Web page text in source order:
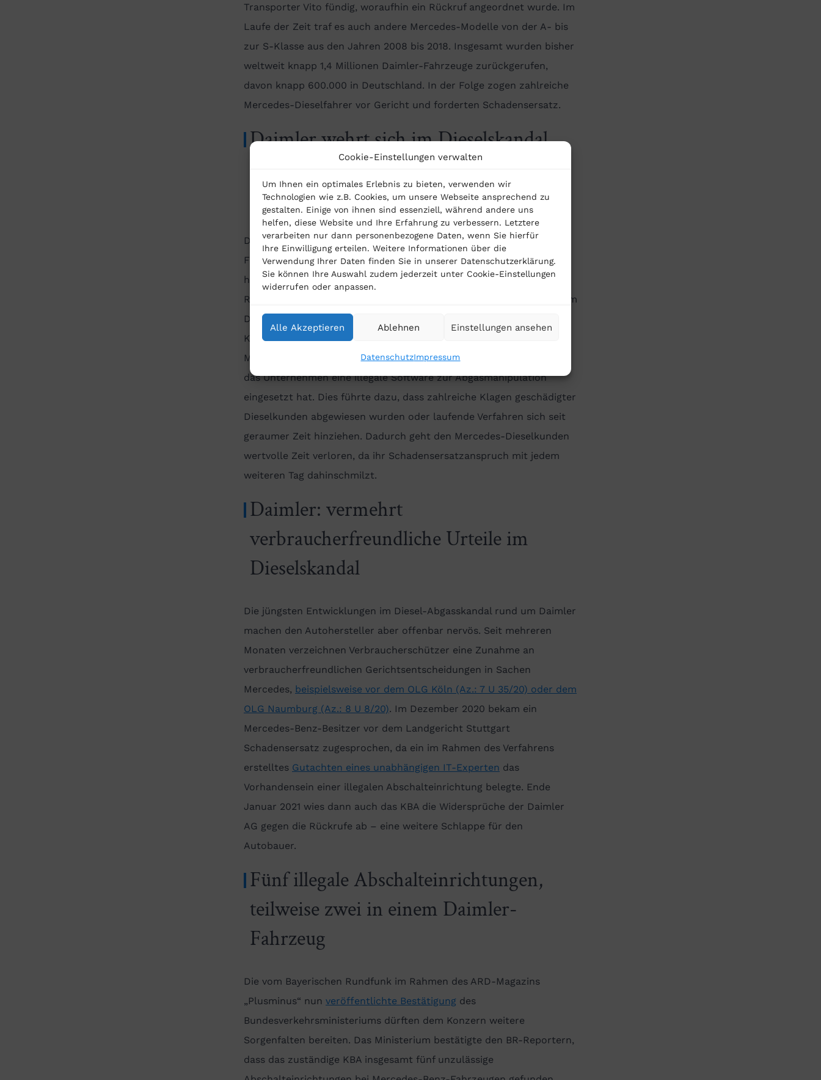
Cookie-Einstellungen verwalten
Um Ihnen ein optimales Erlebnis zu bieten, verwenden wir
Technologien wie z.B. Cookies, um unsere Webseite ansprechend zu
gestalten. Einige von ihnen sind essenziell, während andere uns
helfen, diese Website und Ihre Erfahrung zu verbessern. Letztere
verarbeiten nur dann personenbezogene Daten, wenn Sie hierfür
Ihre Einwilligung erteilen. Weitere Informationen über die
Verwendung Ihrer Daten finden Sie in unserer Datenschutzerklärung.
Sie können Ihre Auswahl zudem jederzeit unter Cookie-Einstellungen
widerrufen oder anpassen.
Alle Akzeptieren Ablehnen Einstellungen ansehen
DatenschutzImpressum
Transporter Vito fündig, woraufhin ein Rückruf angeordnet wurde. Im
Laufe der Zeit traf es auch andere Mercedes-Modelle von der A- bis
zur S-Klasse aus den Jahren 2008 bis 2018. Insgesamt wurden bisher
weltweit knapp 1,4 Millionen Daimler-Fahrzeuge zurückgerufen,
davon knapp 600.000 in Deutschland. In der Folge zogen zahlreiche
Mercedes-Dieselfahrer vor Gericht und forderten Schadensersatz.
Daimler wehrt sich im Dieselskandal
gegen Vorwurf von unzulässigen
Abschalteinrichtungen
Das Unternehmen wehrt sich bis heute gegen den Vorwurf, in seinen
Fahrzeugen unzulässige Abschalteinrichtungen zu verwenden. So
hatte der Konzern auch Widerspruch gegen die zahlreichen KBA-
Rückrufe eingelegt. Dies wurde für zahlreiche Daimler-Kunden, die im
Dieselskandal Klage eingereicht hatten, zum Problem. Während der
Konzern jegliche Äußerung zur Funktion der betreffenden
Motortechnik verweigerte, lag es an den Klägern zu beweisen, dass
das Unternehmen eine illegale Software zur Abgasmanipulation
eingesetzt hat. Dies führte dazu, dass zahlreiche Klagen geschädigter
Dieselkunden abgewiesen wurden oder laufende Verfahren sich seit
geraumer Zeit hinziehen. Dadurch geht den Mercedes-Dieselkunden
wertvolle Zeit verloren, da ihr Schadensersatzanspruch mit jedem
weiteren Tag dahinschmilzt.
Daimler: vermehrt
verbraucherfreundliche Urteile im
Dieselskandal
Die jüngsten Entwicklungen im Diesel-Abgasskandal rund um Daimler
machen den Autohersteller aber offenbar nervös. Seit mehreren
Monaten verzeichnen Verbraucherschützer eine Zunahme an
verbraucherfreundlichen Gerichtsentscheidungen in Sachen
Mercedes, beispielsweise vor dem OLG Köln (Az.: 7 U 35/20) oder dem
OLG Naumburg (Az.: 8 U 8/20). Im Dezember 2020 bekam ein
Mercedes-Benz-Besitzer vor dem Landgericht Stuttgart
Schadensersatz zugesprochen, da ein im Rahmen des Verfahrens
erstelltes Gutachten eines unabhängigen IT-Experten das
Vorhandensein einer illegalen Abschalteinrichtung belegte. Ende
Januar 2021 wies dann auch das KBA die Widersprüche der Daimler
AG gegen die Rückrufe ab – eine weitere Schlappe für den
Autobauer.
Fünf illegale Abschalteinrichtungen,
teilweise zwei in einem Daimler-
Fahrzeug
Die vom Bayerischen Rundfunk im Rahmen des ARD-Magazins
„Plusminus“ nun veröffentlichte Bestätigung des
Bundesverkehrsministeriums dürften dem Konzern weitere
Sorgenfalten bereiten. Das Ministerium bestätigte den BR-Reportern,
dass das zuständige KBA insgesamt fünf unzulässige